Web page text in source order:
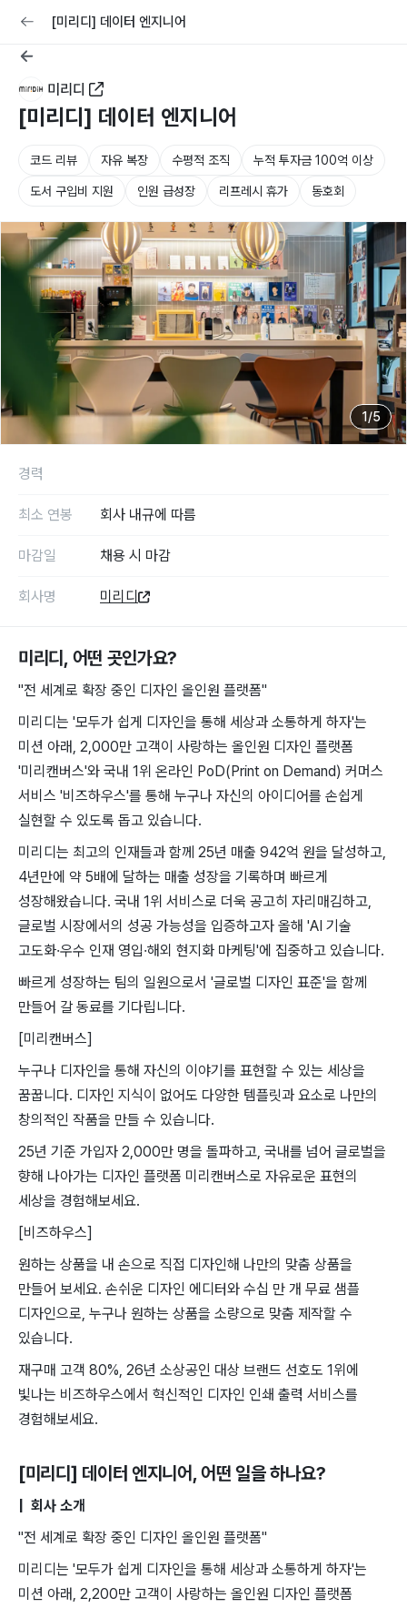
교육 커리어
[미리디] 데이터 엔지니어
미리디
[미리디] 데이터 엔지니어
코드 리뷰 자유 복장 수평적 조직 누적 투자금 100억 이상
도서 구입비 지원 인원 급성장 리프레시 휴가 동호회
1 /5
미리디 , 어떤 곳인가요?
"전 세계로 확장 중인 디자인 올인원 플랫폼"
미리디는 '모두가 쉽게 디자인을 통해 세상과 소통하게 하자'는
미션 아래, 2,000만 고객이 사랑하는 올인원 디자인 플랫폼
'미리캔버스'와 국내 1위 온라인 PoD(Print on Demand) 커머스
서비스 '비즈하우스'를 통해 누구나 자신의 아이디어를 손쉽게
실현할 수 있도록 돕고 있습니다.
미리디는 최고의 인재들과 함께 25년 매출 942억 원을 달성하고,
4년만에 약 5배에 달하는 매출 성장을 기록하며 빠르게
성장해왔습니다. 국내 1위 서비스로 더욱 공고히 자리매김하고,
글로벌 시장에서의 성공 가능성을 입증하고자 올해 'AI 기술
고도화·우수 인재 영입·해외 현지화 마케팅'에 집중하고 있습니다.
빠르게 성장하는 팀의 일원으로서 '글로벌 디자인 표준'을 함께
만들어 갈 동료를 기다립니다.
[미리캔버스]
누구나 디자인을 통해 자신의 이야기를 표현할 수 있는 세상을
꿈꿉니다. 디자인 지식이 없어도 다양한 템플릿과 요소로 나만의
창의적인 작품을 만들 수 있습니다.
25년 기준 가입자 2,000만 명을 돌파하고, 국내를 넘어 글로벌을
향해 나아가는 디자인 플랫폼 미리캔버스로 자유로운 표현의
세상을 경험해보세요.
[비즈하우스]
원하는 상품을 내 손으로 직접 디자인해 나만의 맞춤 상품을
만들어 보세요. 손쉬운 디자인 에디터와 수십 만 개 무료 샘플
디자인으로, 누구나 원하는 상품을 소량으로 맞춤 제작할 수
있습니다.
재구매 고객 80%, 26년 소상공인 대상 브랜드 선호도 1위에
빛나는 비즈하우스에서 혁신적인 디자인 인쇄 출력 서비스를
경험해보세요.
[미리디] 데이터 엔지니어 , 어떤 일을 하나요?
| 회사 소개
"전 세계로 확장 중인 디자인 올인원 플랫폼"
미리디는 '모두가 쉽게 디자인을 통해 세상과 소통하게 하자'는
미션 아래, 2,200만 고객이 사랑하는 올인원 디자인 플랫폼
경력
최소 연봉 회사 내규에 따름
마감일 채용 시 마감
회사명 미리디